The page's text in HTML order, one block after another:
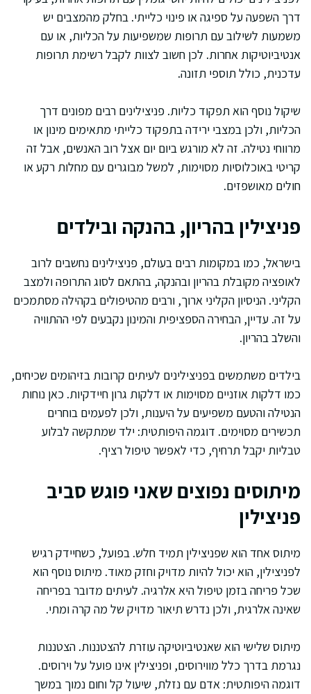
דרך השפעה על ספיגה או פינוי כלייתי. בחלק מהמצבים יש
משמעות לשילוב עם תרופות שמשפיעות על הכליות, או עם
אנטיביוטיקות אחרות. לכן חשוב לצוות לקבל רשימת תרופות
עדכנית, כולל תוספי תזונה.
שיקול נוסף הוא תפקוד כליות. פניצילינים רבים מפונים דרך
הכליות, ולכן במצבי ירידה בתפקוד כלייתי מתאימים מינון או
מרווחי נטילה. זה לא מורגש ביום יום אצל רוב האנשים, אבל זה
קריטי באוכלוסיות מסוימות, למשל מבוגרים עם מחלות רקע או
חולים מאושפזים.
פניצילין בהריון, בהנקה ובילדים
בישראל, כמו במקומות רבים בעולם, פניצילינים נחשבים לרוב
לאופציה מקובלת בהריון ובהנקה, בהתאם לסוג התרופה ולמצב
הקליני. הניסיון הקליני ארוך, ורבים מהטיפולים בקהילה מסתמכים
על זה. עדיין, הבחירה הספציפית והמינון נקבעים לפי ההתוויה
והשלב בהריון.
בילדים משתמשים בפניצילינים לעיתים קרובות בזיהומים שכיחים,
כמו דלקות אוזניים מסוימות או דלקות גרון חיידקיות. כאן נוחות
הנטילה והטעם משפיעים על היענות, ולכן לפעמים בוחרים
תכשירים מסוימים. דוגמה היפותטית: ילד שמתקשה לבלוע
טבליות יקבל תרחיף, כדי לאפשר טיפול רציף.
מיתוסים נפוצים שאני פוגש סביב
פניצילין
מיתוס אחד הוא שפניצילין תמיד חלש. בפועל, כשחיידק רגיש
לפניצילין, הוא יכול להיות מדויק וחזק מאוד. מיתוס נוסף הוא
שכל פריחה בזמן טיפול היא אלרגיה. לעיתים מדובר בפריחה
שאינה אלרגית, ולכן נדרש תיאור מדויק של מה קרה ומתי.
מיתוס שלישי הוא שאנטיביוטיקה עוזרת להצטננות. הצטננות
נגרמת בדרך כלל מווירוסים, ופניצילין אינו פועל על וירוסים.
דוגמה היפותטית: אדם עם נזלת, שיעול קל וחום נמוך במשך